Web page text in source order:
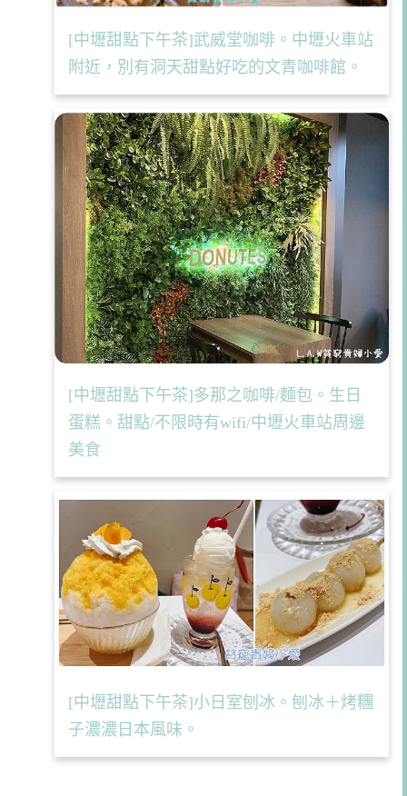
[中壢甜點下午茶]武威堂咖啡。中壢火車站
附近，別有洞天甜點好吃的文青咖啡館。
[中壢甜點下午茶]多那之咖啡/麵包。生日
蛋糕。甜點/不限時有wifi/中壢火車站周邊
美食
[中壢甜點下午茶]小日室刨冰。刨冰＋烤糰
子濃濃日本風味。